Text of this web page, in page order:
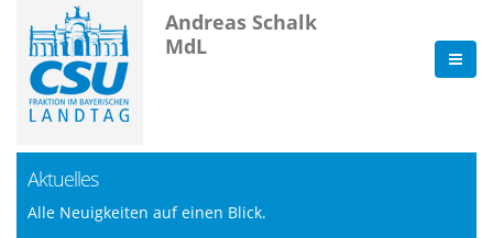
Andreas Schalk
MdL
Aktuelles
Alle Neuigkeiten auf einen Blick.